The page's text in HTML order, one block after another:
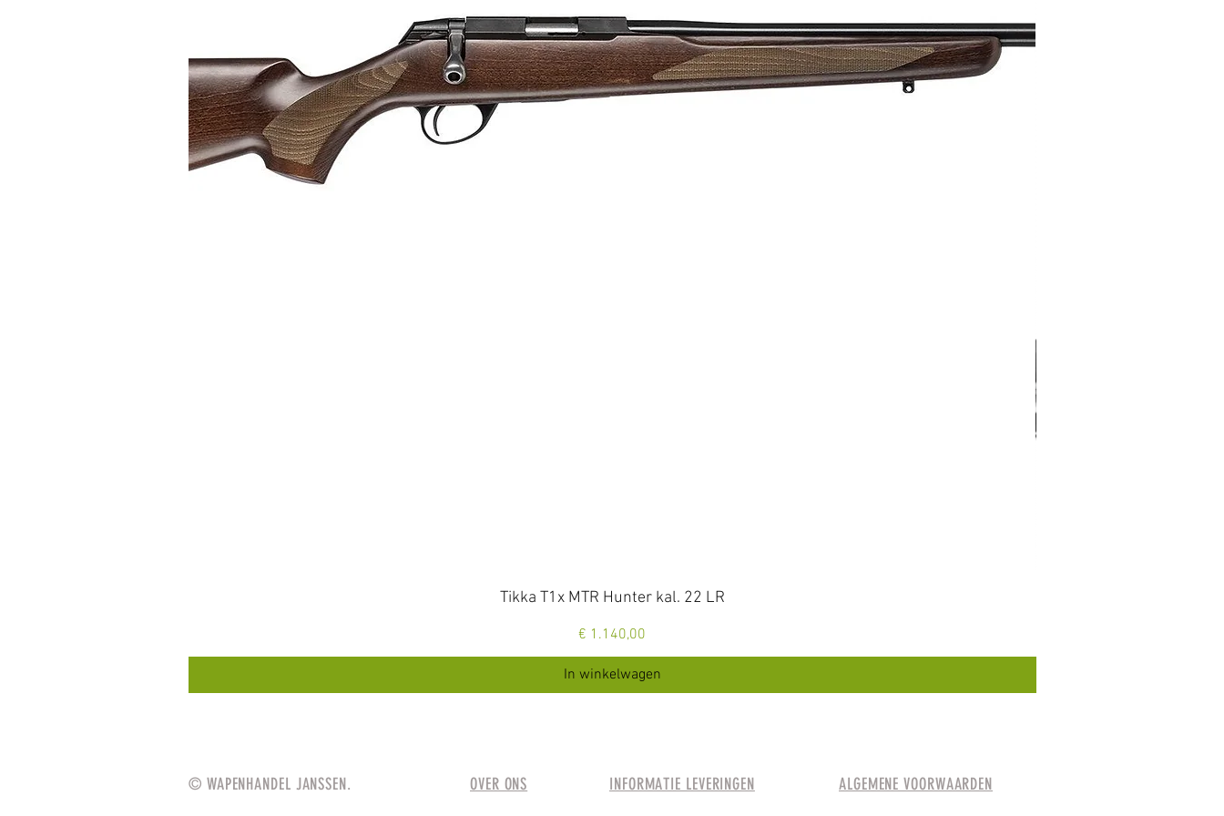
Snel overzicht
Tikka T1x MTR Hunter kal. 22 LR
Prijs
€ 1.140,00
In winkelwagen
© WAPENHANDEL JANSSEN. OVER ONS INFORMATIE LEVERINGEN ALGEMENE VOORWAARDEN